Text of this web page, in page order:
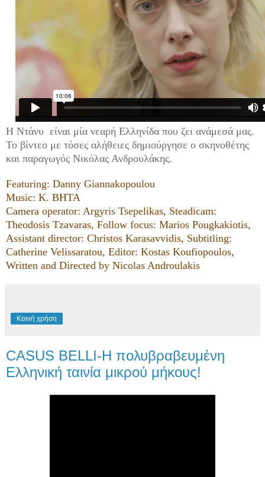
Η Ντάνυ είναι μία νεαρή Ελληνίδα που ζει ανάμεσά μας.
Το βίντεο με τόσες αλήθειες δημιούργησε ο σκηνοθέτης
και παραγωγός Νικόλας Ανδρουλάκης.
Featuring: Danny Giannakopoulou
Music: K. BHTA
Camera operator: Argyris Tsepelikas, Steadicam:
Theodosis Tzavaras, Follow focus: Marios Pougkakiotis,
Assistant director: Christos Karasavvidis, Subtitling:
Catherine Velissaratou, Editor: Kostas Koufiopoulos,
Written and Directed by Nicolas Androulakis
Κοινή χρήση
CASUS BELLI-Η πολυβραβευμένη
Ελληνική ταινία μικρού μήκους!